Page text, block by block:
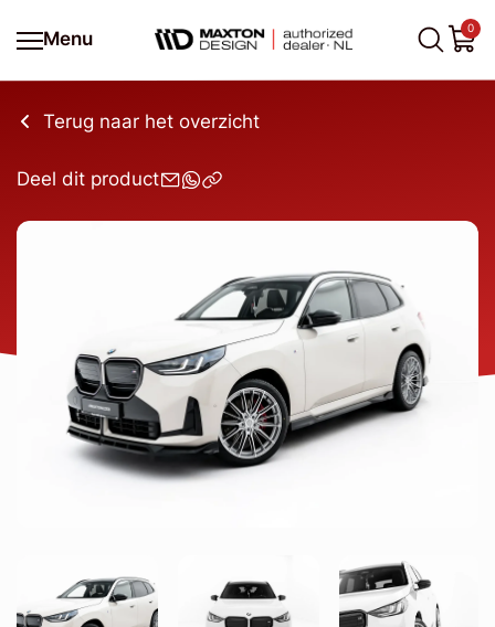
Menu
0
Terug naar het overzicht
Deel dit product